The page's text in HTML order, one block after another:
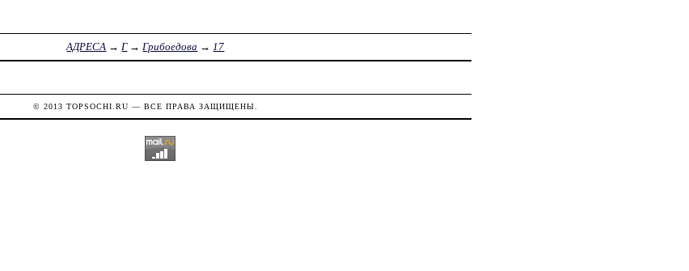
АДРЕСА →Г→Грибоедова →17
© 2013 TOPSOCHI.RU — ВСЕ ПРАВА ЗАЩИЩЕНЫ.